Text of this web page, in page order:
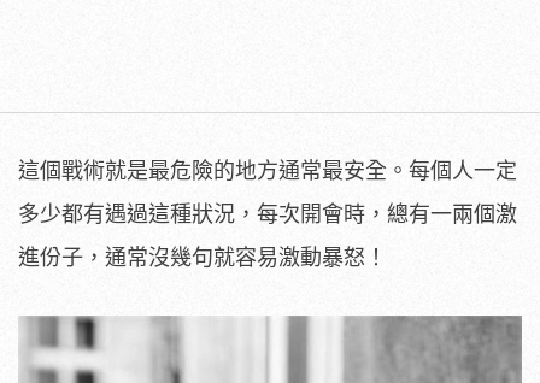
這個戰術就是最危險的地方通常最安全。每個人一定
多少都有遇過這種狀況，每次開會時，總有一兩個激
進份子，通常沒幾句就容易激動暴怒！